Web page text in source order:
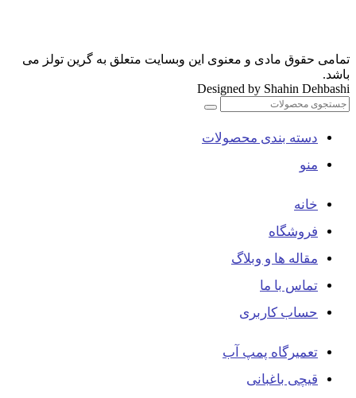
تمامی حقوق مادی و معنوی این وبسایت متعلق به گرین تولز می
باشد.
Designed by Shahin Dehbashi
دسته بندی محصولات
منو
خانه
فروشگاه
مقاله ها و وبلاگ
تماس با ما
حساب کاربری
تعمیرگاه پمپ آب
قیچی باغبانی